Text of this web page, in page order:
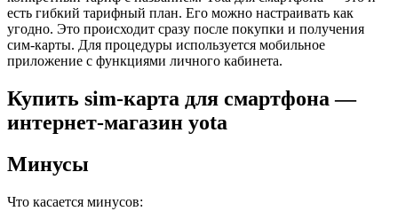
есть гибкий тарифный план. Его можно настраивать как
угодно. Это происходит сразу после покупки и получения
сим-карты. Для процедуры используется мобильное
приложение с функциями личного кабинета.
Купить sim-карта для смартфона —
интернет-магазин yota
Минусы
Что касается минусов: